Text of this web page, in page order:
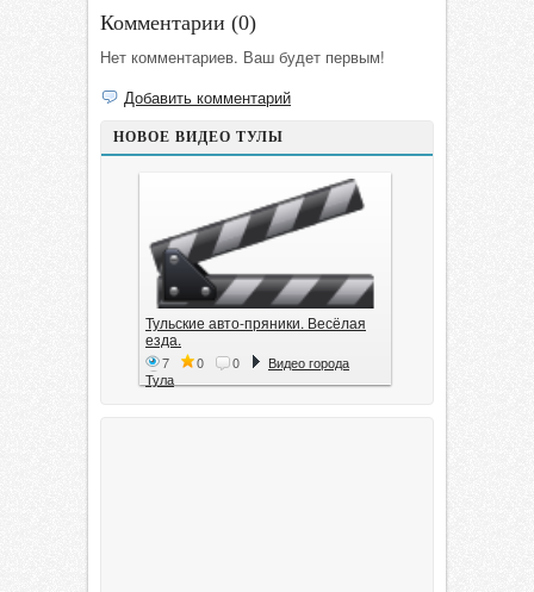
Комментарии (0)
Нет комментариев. Ваш будет первым!
Добавить комментарий
НОВОЕ ВИДЕО ТУЛЫ
Тульские авто-пряники. Весёлая
езда.
7 0 0
Видео города
Тула